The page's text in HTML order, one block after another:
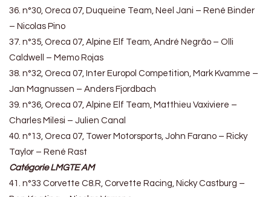
36. n°30, Oreca 07, Duqueine Team, Neel Jani – René Binder
– Nicolas Pino
37. n°35, Oreca 07, Alpine Elf Team, André Negrão – Olli
Caldwell – Memo Rojas
38. n°32, Oreca 07, Inter Europol Competition, Mark Kvamme –
Jan Magnussen – Anders Fjordbach
39. n°36, Oreca 07, Alpine Elf Team, Matthieu Vaxiviere –
Charles Milesi – Julien Canal
40. n°13, Oreca 07, Tower Motorsports, John Farano – Ricky
Taylor – René Rast
Catégorie LMGTE AM
41. n°33 Corvette C8.R, Corvette Racing, Nicky Castburg –